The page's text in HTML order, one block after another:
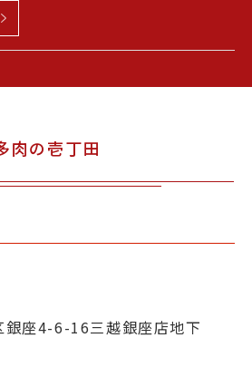
肉の壱丁田
銀座4-6-16三越銀座店地下